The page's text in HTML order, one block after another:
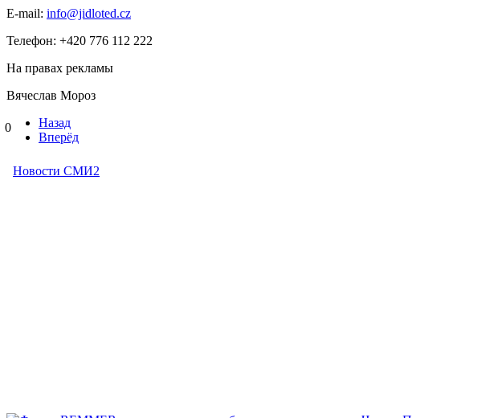
E-mail: info@jidloted.cz
Телефон: +420 776 112 222
На правах рекламы
Вячеслав Мороз
0
Назад
Вперёд